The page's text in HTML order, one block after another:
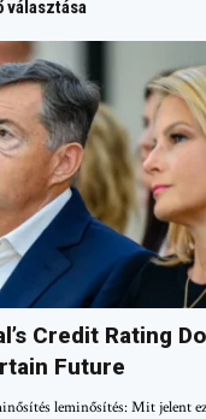
választása
Credit Rating
Future
leminősítés: Mit jelent